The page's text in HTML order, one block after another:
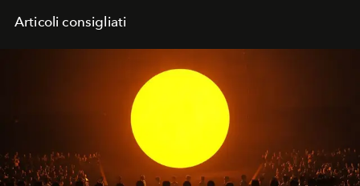
Articoli consigliati